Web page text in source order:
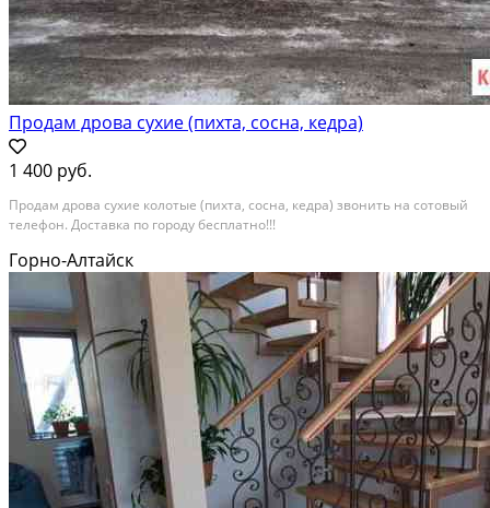
Продам дрова сухие (пихта, сосна, кедра)
1 400 руб.
Продам дрова сухие колотые (пихта, сосна, кедра) звонить на сотовый
телефон. Доставка по городу бесплатно!!!
Горно-Алтайск